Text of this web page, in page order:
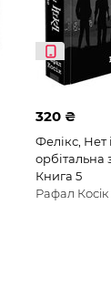
320 ₴
Фелікс, Нет
орбітальна
Книга 5
Рафал Косік